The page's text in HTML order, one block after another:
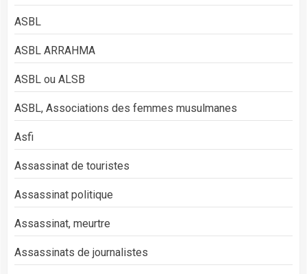
ASBL
ASBL ARRAHMA
ASBL ou ALSB
ASBL, Associations des femmes musulmanes
Asfi
Assassinat de touristes
Assassinat politique
Assassinat, meurtre
Assassinats de journalistes